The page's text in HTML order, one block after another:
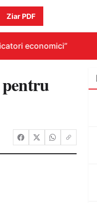
Ziar PDF
economici”